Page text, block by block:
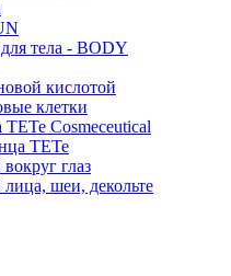
тела - BODY
кислотой
клетки
Cosmeceutical
TETe
глаз
шеи, декольте